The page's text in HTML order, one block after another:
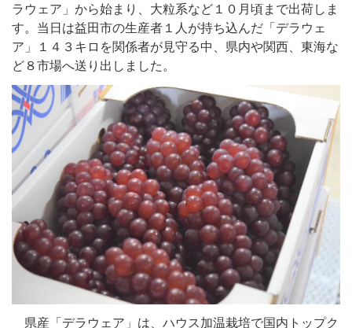
ラウェア」から始まり、大粒系など１０月頃まで出荷しま
す。当日は益田市の生産者１人が持ち込んだ「デラウェ
ア」１４３キロを関係者が見守る中、県内や関西、東海な
ど８市場へ送り出しました。
県産「デラウェア」は、ハウス加温栽培で国内トップク